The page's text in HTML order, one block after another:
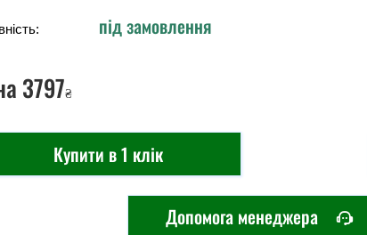
під замовлення
3797₴
Купити в 1 клік
Допомога менеджера